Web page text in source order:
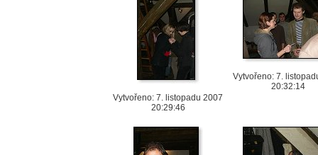
Vytvořeno: 7. listopadu 2007
20:29:46
Vytvořeno: 7.
20:32:14